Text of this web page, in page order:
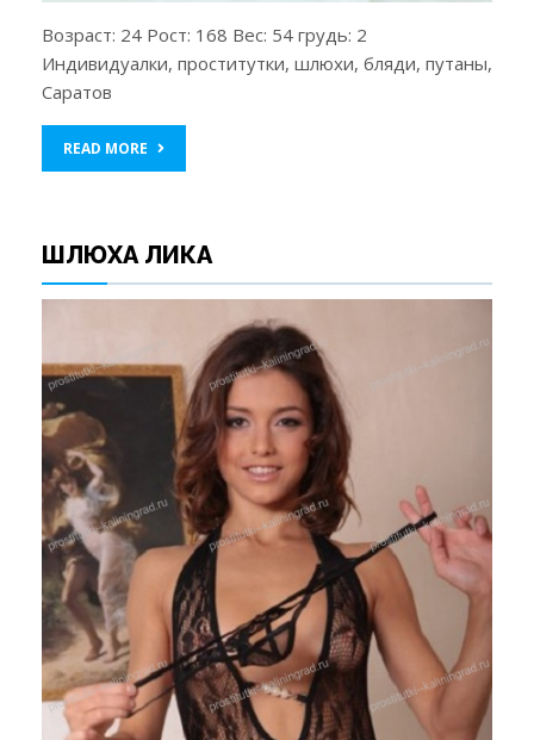
Возраст: 24 Рост: 168 Вес: 54 грудь: 2
Индивидуалки, проститутки, шлюхи, бляди, путаны,
Саратов
READ MORE
ШЛЮХА ЛИКА